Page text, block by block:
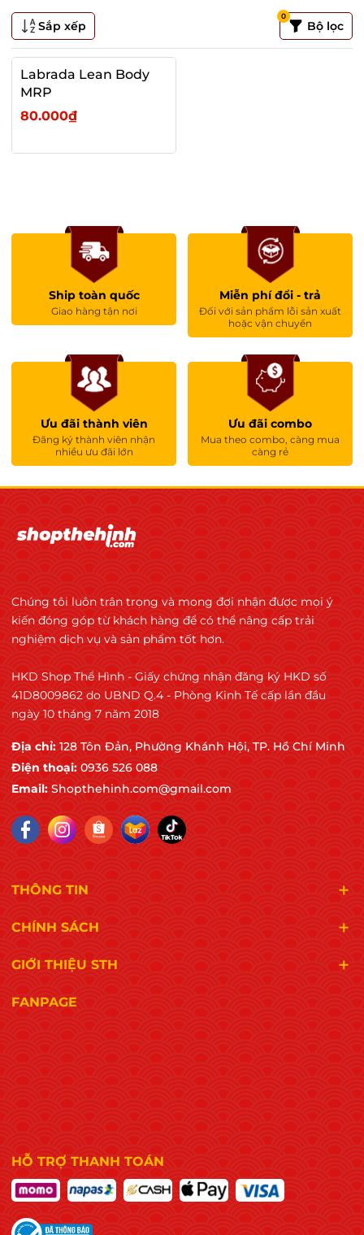
Sắp xếp Bộ lọc
0
Labrada Lean Body
MRP
80.000₫
Ship toàn quốc
Giao hàng tận nơi
Miễn phí đổi - trả
Đối với sản phẩm lỗi sản xuất
hoặc vận chuyển
Ưu đãi thành viên
Đăng ký thành viên nhận
nhiều ưu đãi lớn
Ưu đãi combo
Mua theo combo, càng mua
càng rẻ
Chúng tôi luôn trân trọng và mong đợi nhận được mọi ý
kiến đóng góp từ khách hàng để có thể nâng cấp trải
nghiệm dịch vụ và sản phẩm tốt hơn.
HKD Shop Thể Hình - Giấy chứng nhận đăng ký HKD số
41D8009862 do UBND Q.4 - Phòng Kinh Tế cấp lần đầu
ngày 10 tháng 7 năm 2018
Địa chỉ: 128 Tôn Đản, Phường Khánh Hội, TP. Hồ Chí Minh
Điện thoại: 0936 526 088
Email: Shopthehinh.com@gmail.com
THÔNG TIN
CHÍNH SÁCH
GIỚI THIỆU STH
FANPAGE
HỖ TRỢ THANH TOÁN